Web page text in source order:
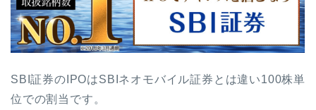
SBI証券のIPOはSBIネオモバイル証券とは違い100株単
位での割当です。